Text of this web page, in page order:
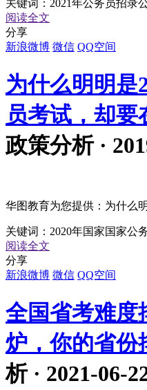
关键词： 2021年公务员招录
阅读全文
分享
新浪微博 微信 QQ空间
为什么明明是
员考试，却要
政策分析 ·
华图教育为您提供：为什么
关键词： 2020年国家国家公
阅读全文
分享
新浪微博 微信 QQ空间
全国省考难度
炉，你的省份
析 · 2021-06-